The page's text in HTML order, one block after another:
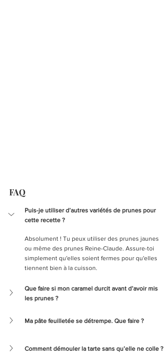
FAQ
Puis-je utiliser d’autres variétés de prunes pour
cette recette ?
Absolument ! Tu peux utiliser des prunes jaunes
ou même des prunes Reine-Claude. Assure-toi
simplement qu'elles soient fermes pour qu'elles
tiennent bien à la cuisson.
Que faire si mon caramel durcit avant d’avoir mis
les prunes ?
Ma pâte feuilletée se détrempe. Que faire ?
Comment démouler la tarte sans qu’elle ne colle ?